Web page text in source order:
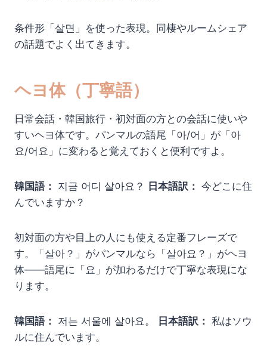
条件形「살면」を使った表現。同棲やルームシェア
の話題でよく出てきます。
ヘヨ体（丁寧語）
日常会話・韓国旅行・初対面の方との会話に使いや
すいヘヨ体です。パンマルの語尾「아/어」が「아
요/어요」に変わると覚えておくと便利ですよ。
韓国語： 지금 어디 살아요？ 日本語訳： 今どこに住
んでいますか？
初対面の方や目上の人にも使える定番フレーズで
す。「살아？」がパンマルなら「살아요？」がヘヨ
体——語尾に「요」が加わるだけで丁寧な表現にな
ります。
韓国語： 저는 서울에 살아요。 日本語訳： 私はソウ
ルに住んでいます。